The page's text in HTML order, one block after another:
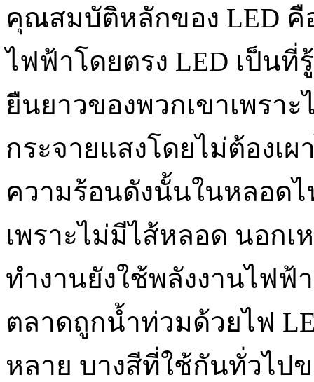
คุณสมบัติหลักของ LED คื
ไฟฟ้าโดยตรง LED เป็น
ยืนยาวของพวกเขาเพรา
กระจายแสงโดยไม่ต้องเ
ความร้อนดังนั้นในหลอด
เพราะไม่มีไส้หลอด นอก
ทำงานยังใช้พลังงานไฟฟ้
ตลาดถูกน้ำท่วมด้วยไฟ
หลาย บางสีที่ใช้กันทั่วไปข